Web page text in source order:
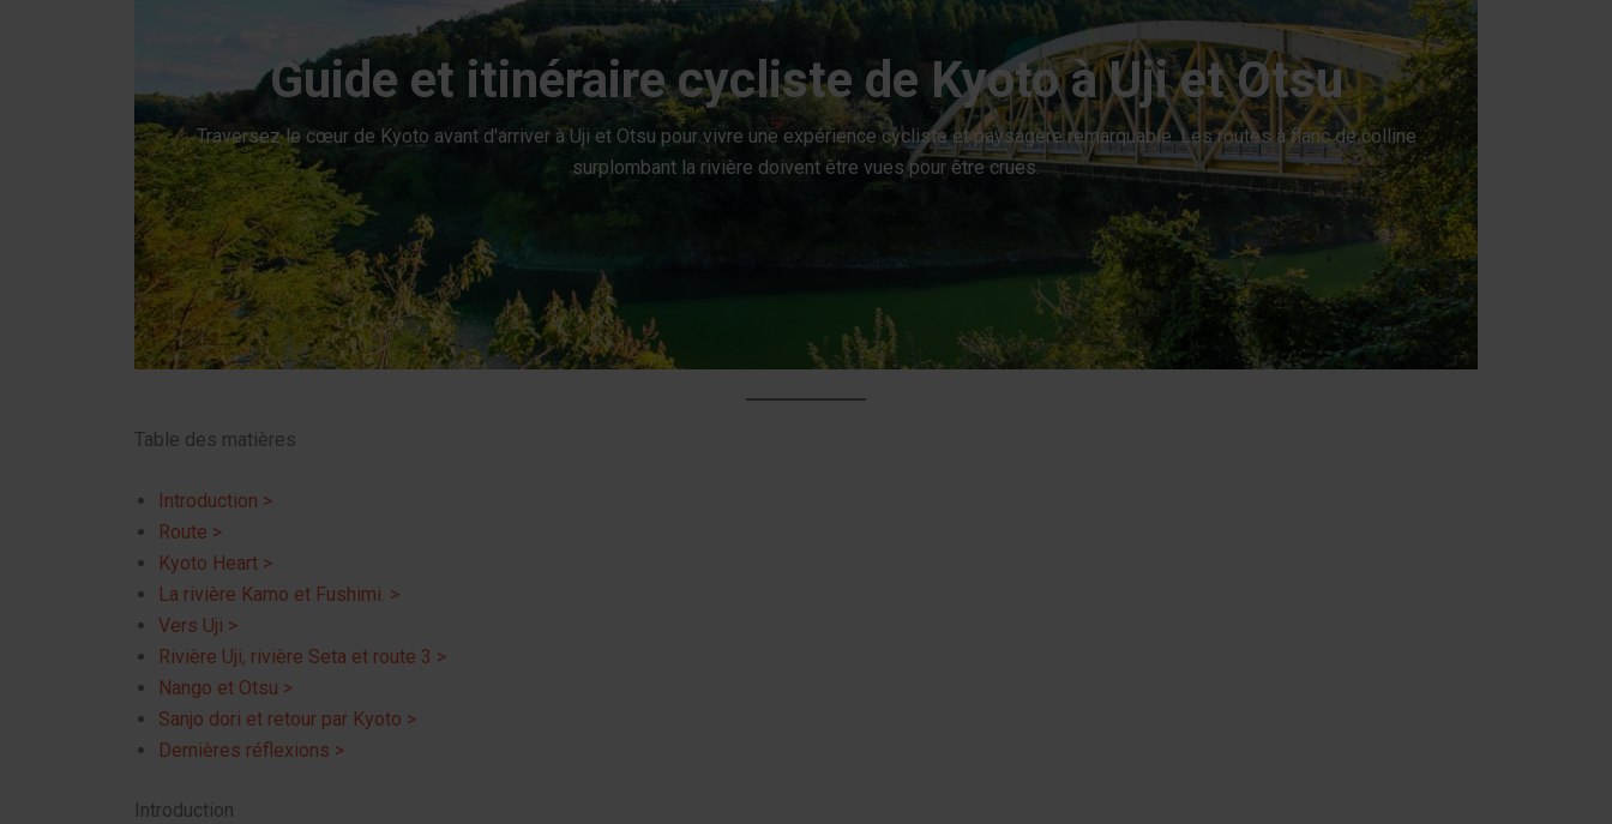
Guide et itinéraire cycliste de Kyoto à Uji et Otsu
Traversez le cœur de Kyoto avant d'arriver à Uji et Otsu pour vivre une expérience cycliste et paysagère remarquable. Les routes à flanc de colline
surplombant la rivière doivent être vues pour être crues.
Table des matières
Introduction >
Route >
Kyoto Heart >
La rivière Kamo et Fushimi. >
Vers Uji >
Rivière Uji, rivière Seta et route 3 >
Nango et Otsu >
Sanjo dori et retour par Kyoto >
Dernières réflexions >
Introduction